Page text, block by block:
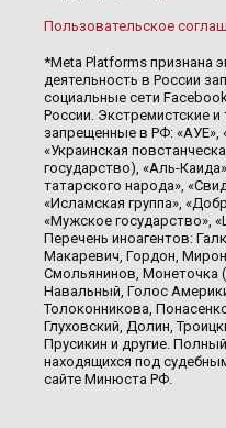
Пользовательское
*Meta Platforms признана
деятельность в России
социальные сети
России. Экстремистские и
запрещенные в РФ: «АУЕ»,
«Украинская
государство), «Аль-
татарского народа»,
«Исламская группа»,
«Мужское государство»,
Перечень иноагентов:
Макаревич, Гордон,
Смольянинов, Монеточка
Навальный, Голос
Толоконникова,
Глуховский, Долин,
Прусикин и другие.
находящихся под
сайте Минюста РФ.